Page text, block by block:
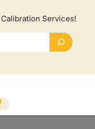
Services!